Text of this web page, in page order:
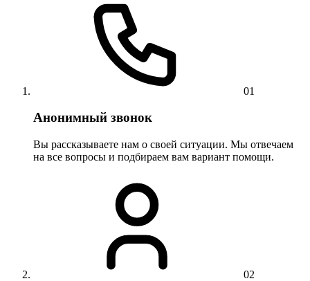
01
Анонимный звонок
Вы рассказываете нам о своей ситуации. Мы отвечаем
на все вопросы и подбираем вам вариант помощи.
02